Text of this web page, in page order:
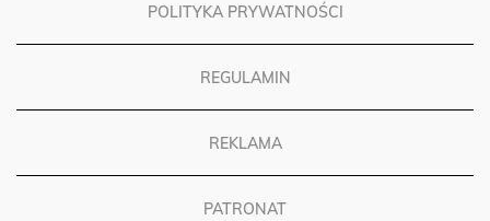
POLITYKA PRYWATNOŚCI
REGULAMIN
REKLAMA
PATRONAT